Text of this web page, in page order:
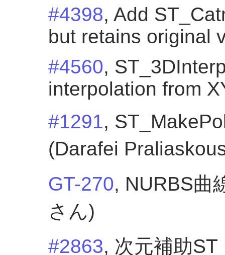
#4398, Add
but retains original
#4560,
interpolation from
#1291,
(Darafei
GT-270, NURBS曲
さん)
#2863, 次元補助